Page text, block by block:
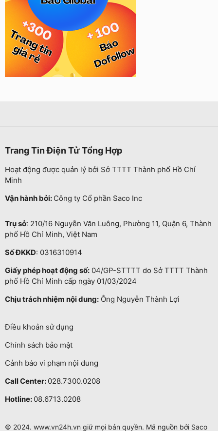
Trang Tin Điện Tử Tổng Hợp
Hoạt động được quản lý bởi Sở TTTT Thành phố Hồ Chí
Minh
Vận hành bởi: Công ty Cổ phần Saco Inc
Trụ sở: 210/16 Nguyễn Văn Luông, Phường 11, Quận 6, Thành
phố Hồ Chí Minh, Việt Nam
Số ĐKKD: 0316310914
Giấy phép hoạt động số: 04/GP-STTTT do Sở TTTT Thành
phố Hồ Chí Minh cấp ngày 01/03/2024
Chịu trách nhiệm nội dung: Ông Nguyễn Thành Lợi
Điều khoản sử dụng
Chính sách bảo mật
Cảnh báo vi phạm nội dung
Call Center: 028.7300.0208
Hotline: 08.6713.0208
© 2024. www.vn24h.vn giữ mọi bản quyền. Mã nguồn bởi Saco